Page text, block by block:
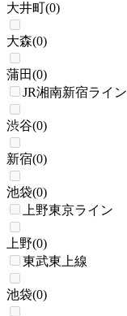
大井町(0)
大森(0)
蒲田(0)
JR湘南新宿ライン
渋谷(0)
新宿(0)
池袋(0)
上野東京ライン
上野(0)
東武東上線
池袋(0)